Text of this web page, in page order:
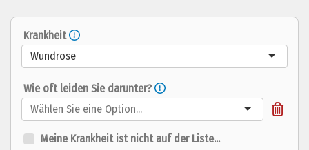
Krankheit
Wundrose
Wie oft leiden Sie darunter?
Meine Krankheit ist nicht auf der Liste...